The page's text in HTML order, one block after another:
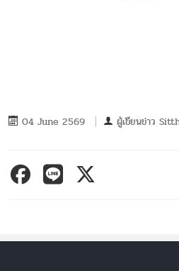
04 June 2569 ผู้เขียนข่าว